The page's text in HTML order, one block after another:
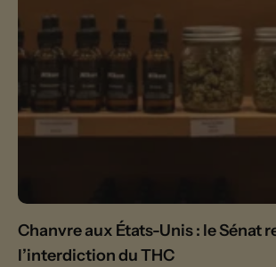
Chanvre aux États-Unis : le Sénat
l’interdiction du THC